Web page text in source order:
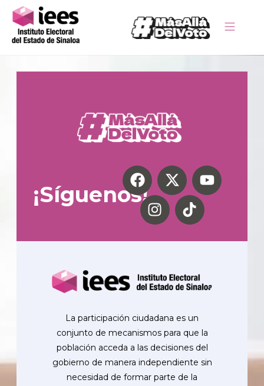
¡Síguenos!
La participación ciudadana es un
conjunto de mecanismos para que la
población acceda a las decisiones del
gobierno de manera independiente sin
necesidad de formar parte de la